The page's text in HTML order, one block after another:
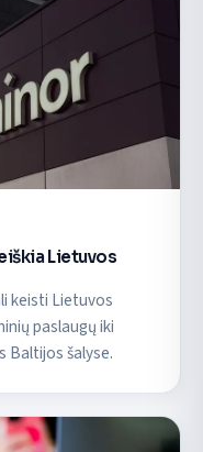
Lietuvos
keisti Lietuvos
paslaugų iki
Baltijos šalyse.